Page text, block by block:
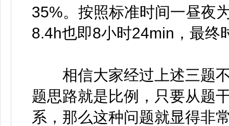
35%。按照标准时间一昼夜
8.4h也即8小时24min，最终
相信大家经过上述三题不
题思路就是比例，只要从题
系，那么这种问题就显得非